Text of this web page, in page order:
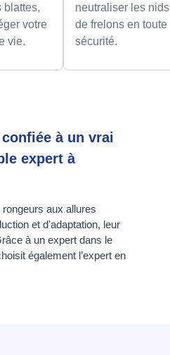
blattes,
votre
vie.
neutraliser les nids
de frelons en toute
sécurité.
à un vrai
expert à
aux allures
et d'adaptation, leur
à un expert dans le
également l’expert en